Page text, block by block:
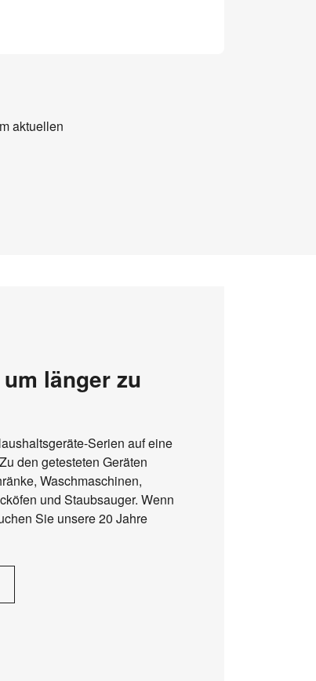
aktuellen
länger zu
Serien auf eine
den getesteten Geräten
Waschmaschinen,
und Staubsauger. Wenn
Sie unsere 20 Jahre